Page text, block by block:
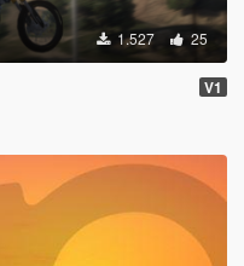
1.527 25
V1